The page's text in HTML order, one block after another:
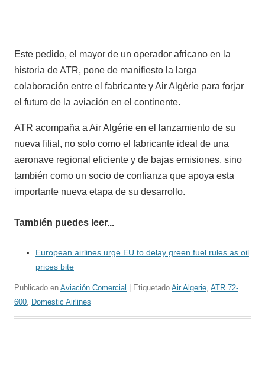
Este pedido, el mayor de un operador africano en la
historia de ATR, pone de manifiesto la larga
colaboración entre el fabricante y Air Algérie para forjar
el futuro de la aviación en el continente.
ATR acompaña a Air Algérie en el lanzamiento de su
nueva filial, no solo como el fabricante ideal de una
aeronave regional eficiente y de bajas emisiones, sino
también como un socio de confianza que apoya esta
importante nueva etapa de su desarrollo.
También puedes leer...
European airlines urge EU to delay green fuel rules as oil
prices bite
Publicado en Aviación Comercial | Etiquetado Air Algerie, ATR 72-
600, Domestic Airlines